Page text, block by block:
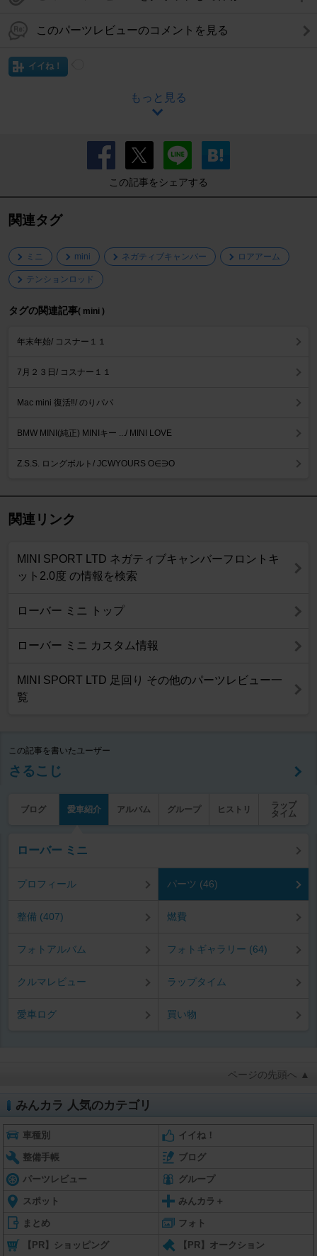
このパーツレビューのコメントを見る
イイね！
もっと見る
この記事をシェアする
関連タグ
ミニ mini ネガティブキャンバー ロアアーム
テンションロッド
タグの関連記事( mini )
年末年始/ コスナー１１
7月２３日/ コスナー１１
Mac mini 復活‼️/ のりパパ
BMW MINI(純正) MINIキー .../ MINI LOVE
Z.S.S. ロングボルト/ JCWYOURS O∈∋O
関連リンク
MINI SPORT LTD ネガティブキャンバーフロントキ
ット2.0度 の情報を検索
ローバー ミニ トップ
ローバー ミニ カスタム情報
MINI SPORT LTD 足回り その他のパーツレビュー一
覧
この記事を書いたユーザー
さるこじ
ブログ 愛車紹介 アルバム グループ ヒストリ
ラップ
タイム
ローバー ミニ
プロフィール パーツ (46)
整備 (407) 燃費
フォトアルバム フォトギャラリー (64)
クルマレビュー ラップタイム
愛車ログ 買い物
ページの先頭へ ▲
みんカラ 人気のカテゴリ
車種別 イイね！
整備手帳 ブログ
パーツレビュー グループ
スポット みんカラ＋
まとめ フォト
【PR】ショッピング 【PR】オークション